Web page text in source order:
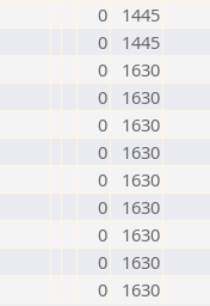
0
1445
0
1445
0
1630
0
1630
0
1630
0
1630
0
1630
0
1630
0
1630
0
1630
0 1630